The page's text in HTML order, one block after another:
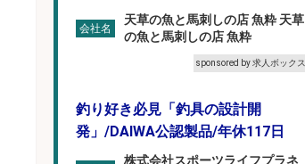
会社名
天草の魚と馬刺しの店 魚粋 天草
の魚と馬刺しの店 魚粋
sponsored by 求人ボックス
釣り好き必見「釣具の設計開
発」/DAIWA公認製品/年休117日
株式会社スポーツライフプラネ